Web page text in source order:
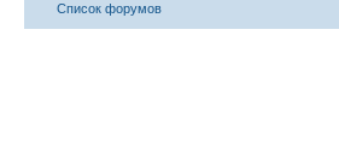
Список форумов